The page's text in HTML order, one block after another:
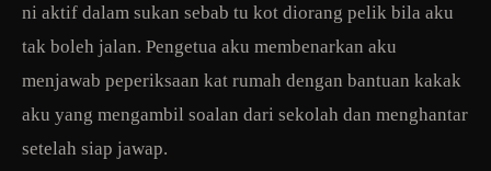
ni aktif dalam sukan sebab tu kot diorang pelik bila aku
tak boleh jalan. Pengetua aku membenarkan aku
menjawab peperiksaan kat rumah dengan bantuan kakak
aku yang mengambil soalan dari sekolah dan menghantar
setelah siap jawap.